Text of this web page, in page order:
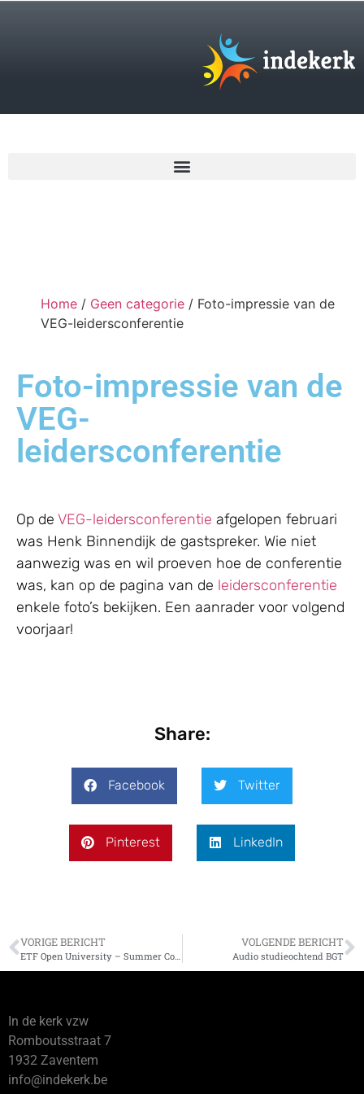
Home / Geen categorie / Foto-impressie van de
VEG-leidersconferentie
Foto-impressie van de
VEG-
leidersconferentie
Op de VEG-leidersconferentie afgelopen februari
was Henk Binnendijk de gastspreker. Wie niet
aanwezig was en wil proeven hoe de conferentie
was, kan op de pagina van de leidersconferentie
enkele foto’s bekijken. Een aanrader voor volgend
voorjaar!
Share:
Facebook Twitter
Pinterest LinkedIn
VORIGE BERICHT VOLGENDE BERICHT
Audio studieochtend BGT
In de kerk vzw
Romboutsstraat 7
1932 Zaventem
info@indekerk.be